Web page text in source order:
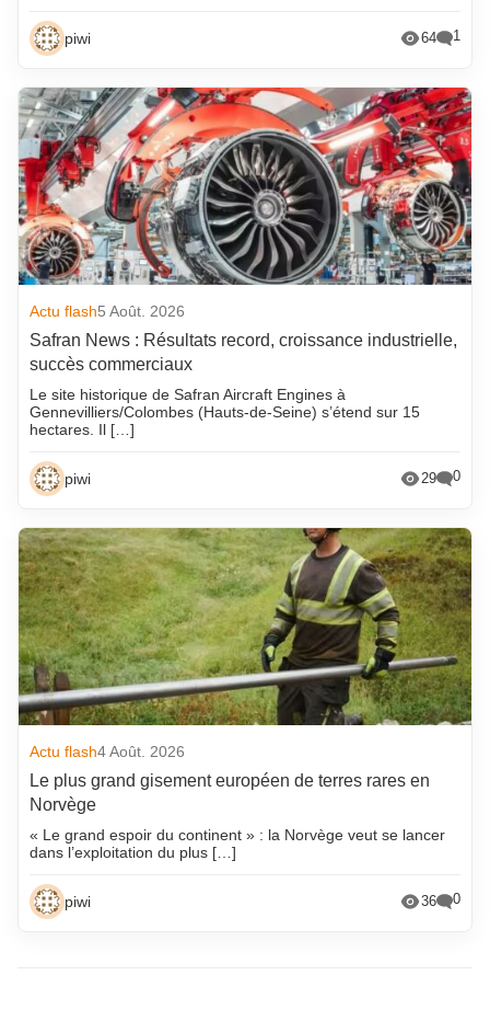
piwi 64 1
Actu flash5 Août. 2026
Safran News : Résultats record, croissance industrielle,
succès commerciaux
Le site historique de Safran Aircraft Engines à
Gennevilliers/Colombes (Hauts-de-Seine) s’étend sur 15
hectares. Il […]
piwi 29 0
Actu flash4 Août. 2026
Le plus grand gisement européen de terres rares en
Norvège
« Le grand espoir du continent » : la Norvège veut se lancer
dans l’exploitation du plus […]
piwi 36 0